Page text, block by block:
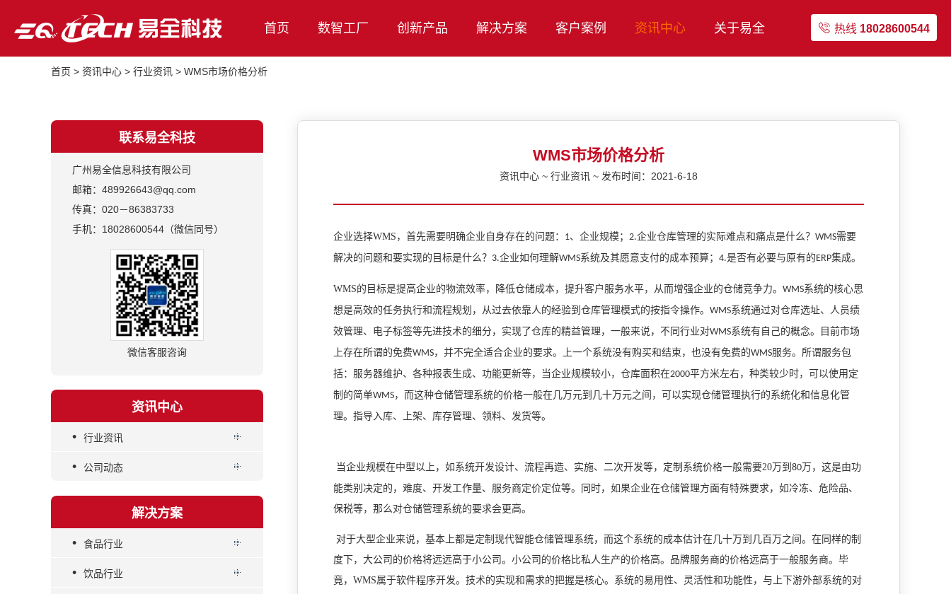
热线 18028600544
首页 数智工厂 创新产品 解决方案 客户案例 资讯中心 关于易全
首页 > 资讯中心 > 行业资讯 > WMS市场价格分析
联系易全科技
广州易全信息科技有限公司
邮箱：489926643@qq.com
传真：020－86383733
手机：18028600544（微信同号）
微信客服咨询
资讯中心
• 行业资讯
• 公司动态
解决方案
• 食品行业
• 饮品行业
WMS市场价格分析
资讯中心 ~ 行业资讯 ~ 发布时间：2021-6-18
企业选择WMS ，首先需要明确企业自身存在的问题： 1、企业规模； 2.企业仓库管理的实际难点和痛点是什么？ WMS需要
解决的问题和要实现的目标是什么？ 3.企业如何理解WMS系统及其愿意支付的成本预算； 4.是否有必要与原有的ERP集成。
WMS的目标是提高企业的物流效率，降低仓储成本，提升客户服务水平，从而增强企业的仓储竞争力。 WMS系统的核心思
想是高效的任务执行和流程规划，从过去依靠人的经验到仓库管理模式的按指令操作。 WMS系统通过对仓库选址、人员绩
效管理、电子标签等先进技术的细分，实现了仓库的精益管理，一般来说，不同行业对WMS系统有自己的概念。目前市场
上存在所谓的免费WMS，并不完全适合企业的要求。上一个系统没有购买和结束，也没有免费的WMS服务。所谓服务包
括：服务器维护、各种报表生成、功能更新等，当企业规模较小，仓库面积在2000平方米左右，种类较少时，可以使用定
制的简单WMS，而这种仓储管理系统的价格一般在几万元到几十万元之间，可以实现仓储管理执行的系统化和信息化管
理。指导入库、上架、库存管理、领料、发货等。
当企业规模在中型以上，如系统开发设计、流程再造、实施、二次开发等，定制系统价格一般需要20万到 80万，这是由功
能类别决定的，难度、开发工作量、服务商定价定位等。同时，如果企业在仓储管理方面有特殊要求，如冷冻、危险品、
保税等，那么对仓储管理系统的要求会更高。
对于大型企业来说，基本上都是定制现代智能仓储管理系统，而这个系统的成本估计在几十万到几百万之间。在同样的制
度下，大公司的价格将远远高于小公司。小公司的价格比私人生产的价格高。品牌服务商的价格远高于一般服务商。毕
竟， WMS属于软件程序开发。技术的实现和需求的把握是核心。系统的易用性、灵活性和功能性，与上下游外部系统的对